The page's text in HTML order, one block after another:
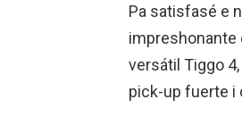
Pa satisfasé e
impreshonante
versátil Tiggo
pick-up fuerte i